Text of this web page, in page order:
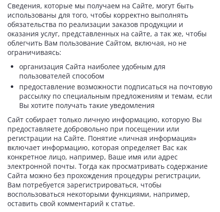
Сведения, которые мы получаем на Сайте, могут быть
использованы для того, чтобы корректно выполнять
обязательства по реализации заказов продукции и
оказания услуг, представленных на сайте, а так же, чтобы
облегчить Вам пользование Сайтом, включая, но не
ограничиваясь:
организация Сайта наиболее удобным для
пользователей способом
предоставление возможности подписаться на почтовую
рассылку по специальным предложениям и темам, если
Вы хотите получать такие уведомления
Сайт собирает только личную информацию, которую Вы
предоставляете добровольно при посещении или
регистрации на Сайте. Понятие «личная информация»
включает информацию, которая определяет Вас как
конкретное лицо, например, Ваше имя или адрес
электронной почты. Тогда как просматривать содержание
Сайта можно без прохождения процедуры регистрации,
Вам потребуется зарегистрироваться, чтобы
воспользоваться некоторыми функциями, например,
оставить свой комментарий к статье.